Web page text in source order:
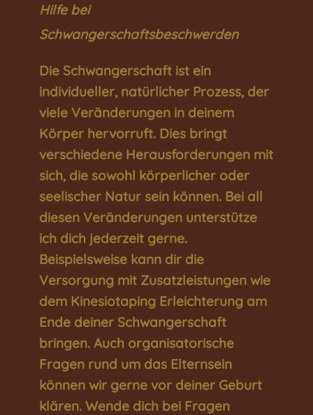
Hilfe bei
Schwangerschaftsbeschwerden
Die Schwangerschaft ist ein
individueller, natürlicher Prozess, der
viele Veränderungen in deinem
Körper hervorruft. Dies bringt
verschiedene Herausforderungen mit
sich, die sowohl körperlicher oder
seelischer Natur sein können. Bei all
diesen Veränderungen unterstütze
ich dich jederzeit gerne.
Beispielsweise kann dir die
Versorgung mit Zusatzleistungen wie
dem Kinesiotaping Erleichterung am
Ende deiner Schwangerschaft
bringen. Auch organisatorische
Fragen rund um das Elternsein
können wir gerne vor deiner Geburt
klären. Wende dich bei Fragen